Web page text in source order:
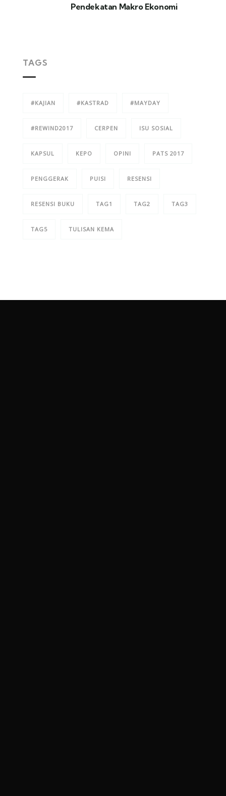
Pendekatan Makro Ekonomi
TAGS
#KAJIAN #KASTRAD #MAYDAY
#REWIND2017 CERPEN ISU SOSIAL
KAPSUL KEPO OPINI PATS 2017
PENGGERAK PUISI RESENSI
RESENSI BUKU TAG1 TAG2 TAG3
TAG5 TULISAN KEMA